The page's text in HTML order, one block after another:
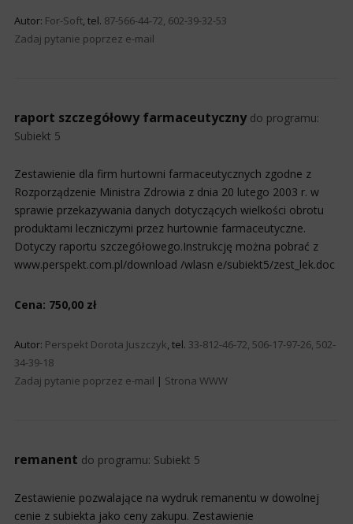
Autor: For-Soft, tel. 87-566-44-72, 602-39-32-53
Zadaj pytanie poprzez e-mail
raport szczegółowy farmaceutycznydo programu:
Subiekt 5
Zestawienie dla firm hurtowni farmaceutycznych zgodne z
Rozporządzenie Ministra Zdrowia z dnia 20 lutego 2003 r. w
sprawie przekazywania danych dotyczących wielkości obrotu
produktami leczniczymi przez hurtownie farmaceutyczne.
Dotyczy raportu szczegółowego.Instrukcję można pobrać z
www.perspekt.com.pl/download /wlasn e/subiekt5/zest_lek.doc
Cena: 750,00 zł
Autor: Perspekt Dorota Juszczyk, tel. 33-812-46-72, 506-17-97-26, 502-
34-39-18
Zadaj pytanie poprzez e-mail | Strona WWW
remanent do programu: Subiekt 5
Zestawienie pozwalające na wydruk remanentu w dowolnej
cenie z subiekta jako ceny zakupu. Zestawienie